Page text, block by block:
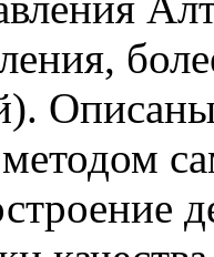
методом